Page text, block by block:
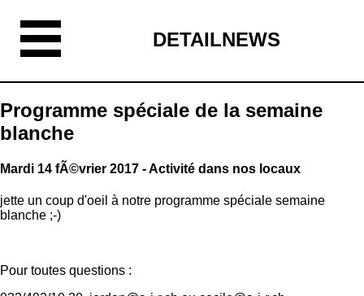
DETAILNEWS
Programme spéciale de la semaine
blanche
Mardi 14 fÃ©vrier 2017 - Activité dans nos locaux
jette un coup d'oeil à notre programme spéciale semaine
blanche ;-)
Pour toutes questions :